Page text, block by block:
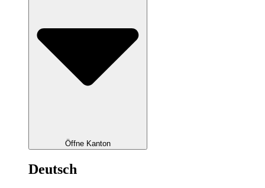
Öffne Kanton
Deutsch